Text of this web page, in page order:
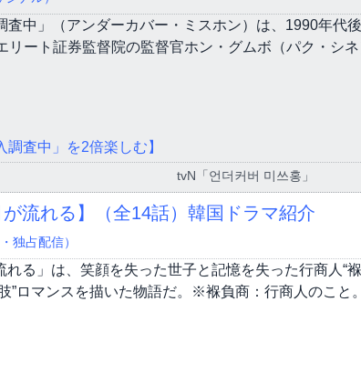
査中」（アンダーカバー・ミスホン）は、1990年代
リート証券監督院の監督官ホン・グムボ（パク・シ
調査中」を2倍楽しむ】
tvN「언더커버 미쓰홍」
が流れる】（全14話）韓国ドラマ紹介
独占配信）
れる」は、笑顔を失った世子と記憶を失った行商人“
”ロマンスを描いた物語だ。※褓負商：行商人のこと